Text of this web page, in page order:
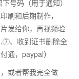
号码（用于通知）
和后期制作，
发给你，再视频验
、收到证书删除全
通，paypal）
或者帮我完全做